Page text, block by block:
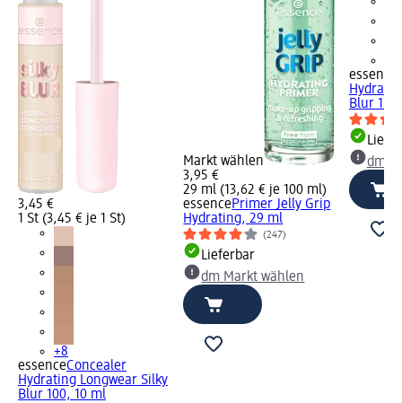
3,45 €
1 St (3,45 € je 1 St)
+8
essenceConcealer
Hydrating Longwear Silky
Blur 100, 10 ml
Markt wählen
3,95 €
29 ml (13,62 € je 100 ml)
essencePrimer Jelly Grip
Hydrating, 29 ml
(247)
Lieferbar
dm Markt wählen
essence
Blur
dm